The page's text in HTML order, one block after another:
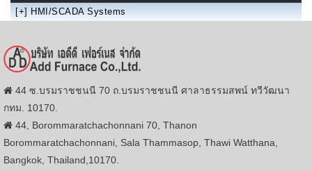
[+] HMI/SCADA Systems
44 ซ.บรมราชชนนี 70 ถ.บรมราชชนนี ศาลาธรรมสพน์ ทวีวัฒนา
กทม. 10170.
44, Borommaratchachonnani 70, Thanon
Borommaratchachonnani, Sala Thammasop, Thawi Watthana,
Bangkok, Thailand,10170.